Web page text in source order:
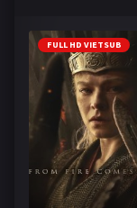
FULL HD VIETSUB